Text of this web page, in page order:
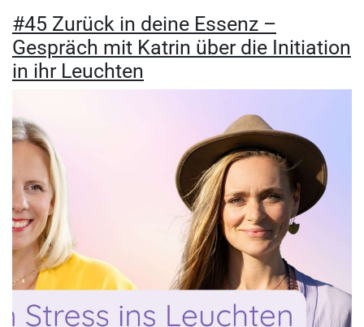
#45 Zurück in deine Essenz –
Gespräch mit Katrin über die Initiation
in ihr Leuchten